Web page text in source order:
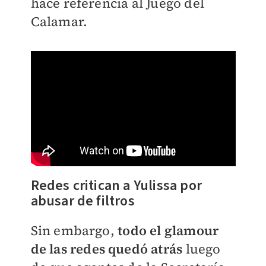
Calamar.
Redes critican a Yulissa por
abusar de filtros
Sin embargo, todo el glamour
de las redes quedó atrás luego